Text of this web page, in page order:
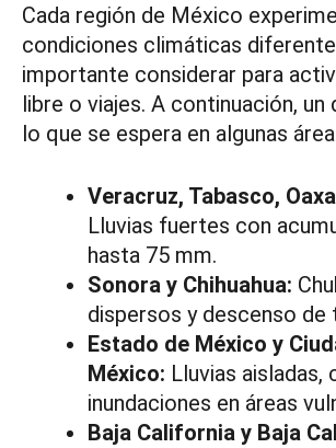
Cada región de México
condiciones climáticas
importante considerar para
libre o viajes. A continuación, un
lo que se espera en algunas
Veracruz, Tabasco,
Lluvias fuertes con
hasta 75 mm.
Sonora y Chihuahua:
dispersos y descenso de
Estado de México y
México: Lluvias aisladas,
inundaciones en áreas
Baja California y Baja